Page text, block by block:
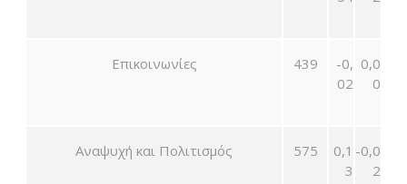
Επικοινωνίες 439
-0,
02
0,0
0
Αναψυχή και Πολιτισμός 575
0,1
3
-0,0
2